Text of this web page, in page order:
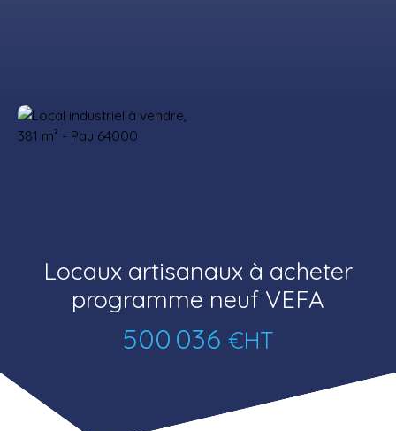
Locaux artisanaux à acheter
programme neuf VEFA
500 036 €HT